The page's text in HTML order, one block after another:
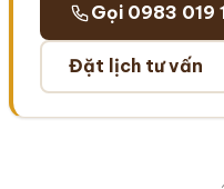
Gọi 0983 019
Đặt lịch tư vấn